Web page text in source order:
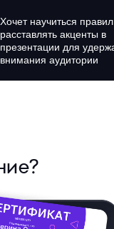
Хочет научиться
расставлять акценты в
презентации для
внимания аудитории